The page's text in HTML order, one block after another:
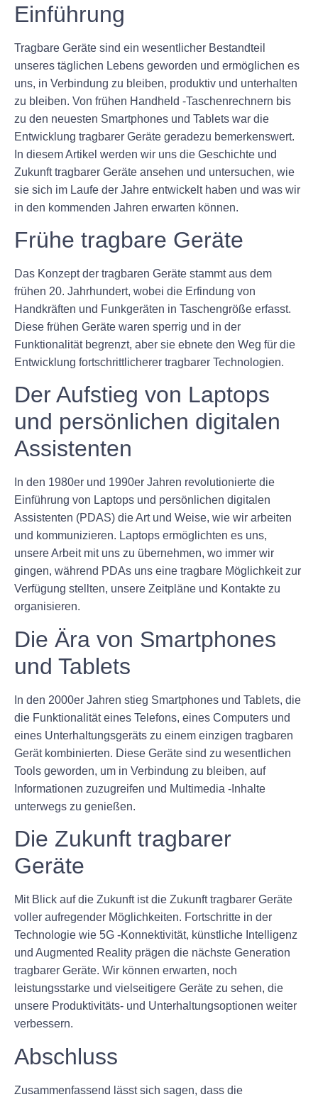
Einführung
Tragbare Geräte sind ein wesentlicher Bestandteil
unseres täglichen Lebens geworden und ermöglichen es
uns, in Verbindung zu bleiben, produktiv und unterhalten
zu bleiben. Von frühen Handheld -Taschenrechnern bis
zu den neuesten Smartphones und Tablets war die
Entwicklung tragbarer Geräte geradezu bemerkenswert.
In diesem Artikel werden wir uns die Geschichte und
Zukunft tragbarer Geräte ansehen und untersuchen, wie
sie sich im Laufe der Jahre entwickelt haben und was wir
in den kommenden Jahren erwarten können.
Frühe tragbare Geräte
Das Konzept der tragbaren Geräte stammt aus dem
frühen 20. Jahrhundert, wobei die Erfindung von
Handkräften und Funkgeräten in Taschengröße erfasst.
Diese frühen Geräte waren sperrig und in der
Funktionalität begrenzt, aber sie ebnete den Weg für die
Entwicklung fortschrittlicherer tragbarer Technologien.
Der Aufstieg von Laptops
und persönlichen digitalen
Assistenten
In den 1980er und 1990er Jahren revolutionierte die
Einführung von Laptops und persönlichen digitalen
Assistenten (PDAS) die Art und Weise, wie wir arbeiten
und kommunizieren. Laptops ermöglichten es uns,
unsere Arbeit mit uns zu übernehmen, wo immer wir
gingen, während PDAs uns eine tragbare Möglichkeit zur
Verfügung stellten, unsere Zeitpläne und Kontakte zu
organisieren.
Die Ära von Smartphones
und Tablets
In den 2000er Jahren stieg Smartphones und Tablets, die
die Funktionalität eines Telefons, eines Computers und
eines Unterhaltungsgeräts zu einem einzigen tragbaren
Gerät kombinierten. Diese Geräte sind zu wesentlichen
Tools geworden, um in Verbindung zu bleiben, auf
Informationen zuzugreifen und Multimedia -Inhalte
unterwegs zu genießen.
Die Zukunft tragbarer
Geräte
Mit Blick auf die Zukunft ist die Zukunft tragbarer Geräte
voller aufregender Möglichkeiten. Fortschritte in der
Technologie wie 5G -Konnektivität, künstliche Intelligenz
und Augmented Reality prägen die nächste Generation
tragbarer Geräte. Wir können erwarten, noch
leistungsstarke und vielseitigere Geräte zu sehen, die
unsere Produktivitäts- und Unterhaltungsoptionen weiter
verbessern.
Abschluss
Zusammenfassend lässt sich sagen, dass die